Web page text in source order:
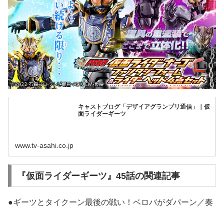
キャストブログ「デザイアグランプリ通信」｜仮
面ライダーギーツ
www.tv-asahi.co.jp
『仮面ライダーギーツ』45話の関連記事
●ギーツとタイクーン最後の戦い！ベロバがダパーン／奏